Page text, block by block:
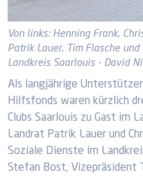
Von links: Henning Frank,
Patrik Lauer, Tim Flasche und
Landkreis Saarlouis - David
Als langjährige
Hilfsfonds waren kürzlich
Clubs Saarlouis zu Gast im
Landrat Patrik Lauer und
Soziale Dienste im
Stefan Bost, Vizepräsident